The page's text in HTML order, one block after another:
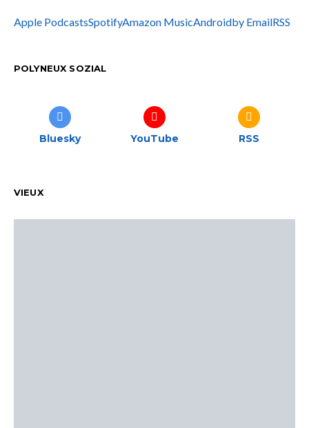
Apple PodcastsSpotifyAmazon MusicAndroidby EmailRSS
POLYNEUX SOZIAL
Bluesky YouTube RSS
VIEUX